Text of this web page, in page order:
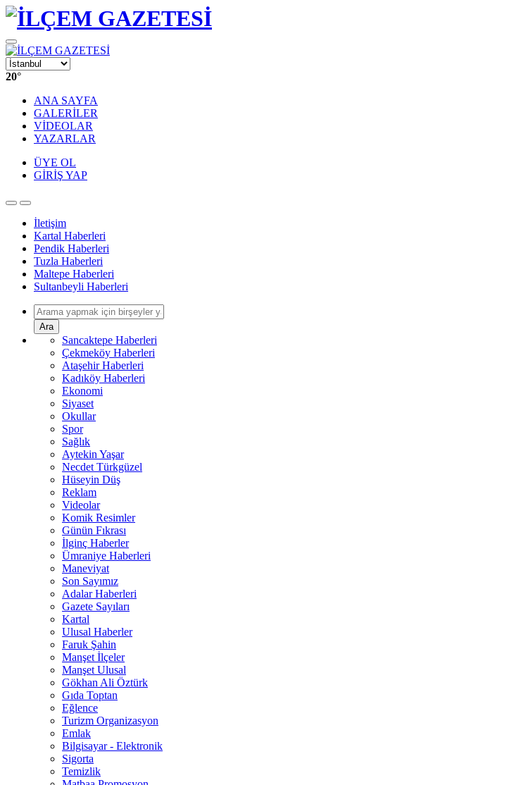
20°
ANA SAYFA
GALERİLER
VİDEOLAR
YAZARLAR
ÜYE OL
GİRİŞ YAP
İletişim
Kartal Haberleri
Pendik Haberleri
Tuzla Haberleri
Maltepe Haberleri
Sultanbeyli Haberleri
Ara
Sancaktepe Haberleri
Çekmeköy Haberleri
Ataşehir Haberleri
Kadıköy Haberleri
Ekonomi
Siyaset
Okullar
Spor
Sağlık
Aytekin Yaşar
Necdet Türkgüzel
Hüseyin Düş
Reklam
Videolar
Komik Resimler
Günün Fıkrası
İlginç Haberler
Ümraniye Haberleri
Maneviyat
Son Sayımız
Adalar Haberleri
Gazete Sayıları
Kartal
Ulusal Haberler
Faruk Şahin
Manşet İlçeler
Manşet Ulusal
Gökhan Ali Öztürk
Gıda Toptan
Eğlence
Turizm Organizasyon
Emlak
Bilgisayar - Elektronik
Sigorta
Temizlik